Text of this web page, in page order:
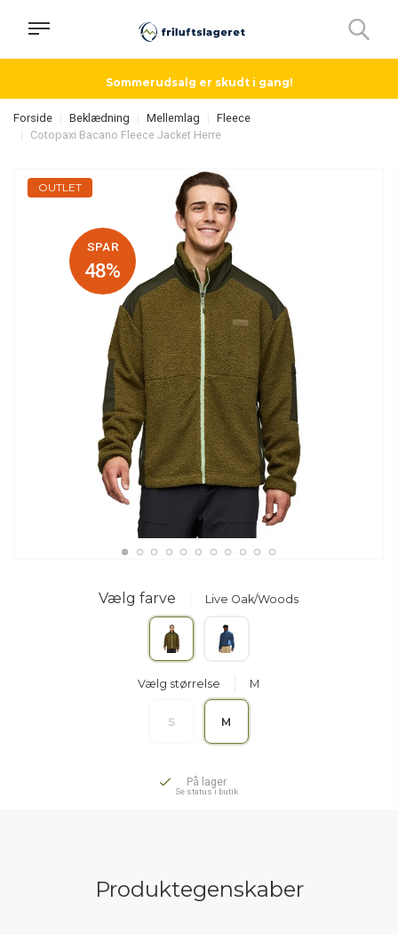
Sommerudsalg er skudt i gang!
Forside Beklædning Mellemlag
Fleece
Cotopaxi Bacano Fleece Jacket Herre
OUTLET
SPAR
48%
Vælg farve Live Oak/Woods
Vælg størrelse M
S M
På lager
Se status i butik
Produktegenskaber